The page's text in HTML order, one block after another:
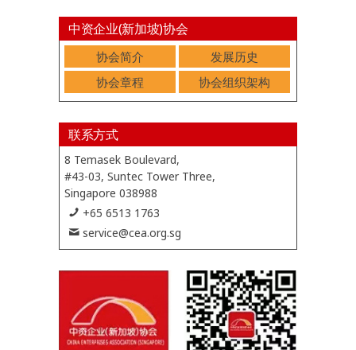
中资企业(新加坡)协会
协会简介
发展历史
协会章程
协会组织架构
联系方式
8 Temasek Boulevard,
#43-03, Suntec Tower Three,
Singapore 038988
+65 6513 1763
service@cea.org.sg